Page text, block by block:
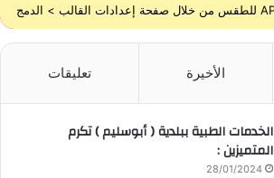
الأخيرة تعليقات
الخدمات الطبية ببلدية ( أبوسليم ) تكرم
المتميزين :
28/01/2024